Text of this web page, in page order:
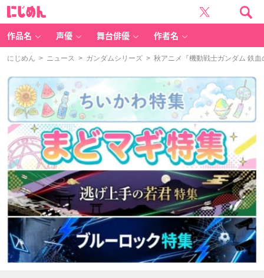
作品名 声優 舞台俳優 作者名
にじめん > ニュース > ガンダムシリーズ > 秋アニメ『機動戦士ガンダム 鉄